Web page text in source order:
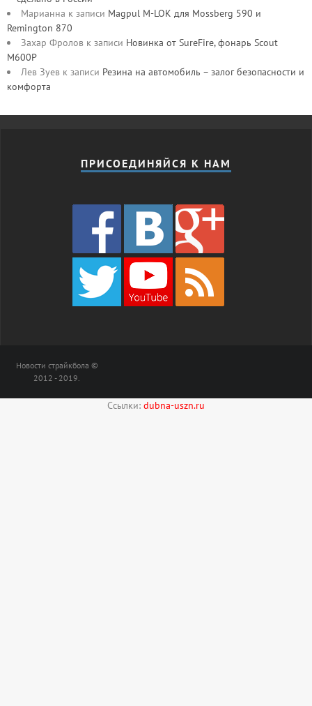
Марианна к записи Magpul M-LOK для Mossberg 590 и
Remington 870
Захар Фролов к записи Новинка от SureFire, фонарь Scout
M600P
Лев Зуев к записи Резина на автомобиль – залог безопасности и
комфорта
ПРИСОЕДИНЯЙСЯ К НАМ
Новости страйкбола ©
2012 - 2019.
Ссылки: dubna-uszn.ru